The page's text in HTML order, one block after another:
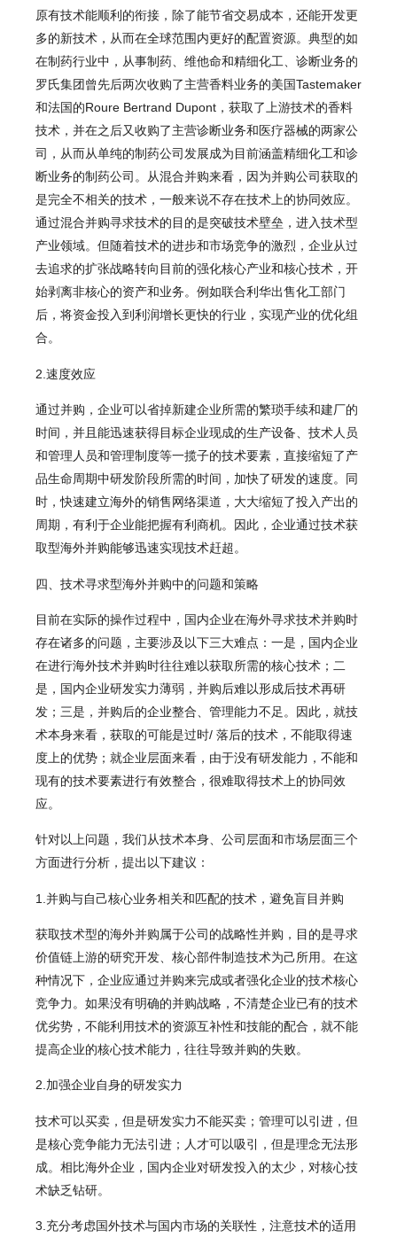
原有技术能顺利的衔接，除了能节省交易成本，还能开发更
多的新技术，从而在全球范围内更好的配置资源。典型的如
在制药行业中，从事制药、维他命和精细化工、诊断业务的
罗氏集团曾先后两次收购了主营香料业务的美国Tastemaker
和法国的Roure Bertrand Dupont，获取了上游技术的香料
技术，并在之后又收购了主营诊断业务和医疗器械的两家公
司，从而从单纯的制药公司发展成为目前涵盖精细化工和诊
断业务的制药公司。从混合并购来看，因为并购公司获取的
是完全不相关的技术，一般来说不存在技术上的协同效应。
通过混合并购寻求技术的目的是突破技术壁垒，进入技术型
产业领域。但随着技术的进步和市场竞争的激烈，企业从过
去追求的扩张战略转向目前的强化核心产业和核心技术，开
始剥离非核心的资产和业务。例如联合利华出售化工部门
后，将资金投入到利润增长更快的行业，实现产业的优化组
合。
2.速度效应
通过并购，企业可以省掉新建企业所需的繁琐手续和建厂的
时间，并且能迅速获得目标企业现成的生产设备、技术人员
和管理人员和管理制度等一揽子的技术要素，直接缩短了产
品生命周期中研发阶段所需的时间，加快了研发的速度。同
时，快速建立海外的销售网络渠道，大大缩短了投入产出的
周期，有利于企业能把握有利商机。因此，企业通过技术获
取型海外并购能够迅速实现技术赶超。
四、技术寻求型海外并购中的问题和策略
目前在实际的操作过程中，国内企业在海外寻求技术并购时
存在诸多的问题，主要涉及以下三大难点：一是，国内企业
在进行海外技术并购时往往难以获取所需的核心技术；二
是，国内企业研发实力薄弱，并购后难以形成后技术再研
发；三是，并购后的企业整合、管理能力不足。因此，就技
术本身来看，获取的可能是过时/ 落后的技术，不能取得速
度上的优势；就企业层面来看，由于没有研发能力，不能和
现有的技术要素进行有效整合，很难取得技术上的协同效
应。
针对以上问题，我们从技术本身、公司层面和市场层面三个
方面进行分析，提出以下建议：
1. 并购与自己核心业务相关和匹配的技术，避免盲目并购
获取技术型的海外并购属于公司的战略性并购，目的是寻求
价值链上游的研究开发、核心部件制造技术为己所用。在这
种情况下，企业应通过并购来完成或者强化企业的技术核心
竞争力。如果没有明确的并购战略，不清楚企业已有的技术
优劣势，不能利用技术的资源互补性和技能的配合，就不能
提高企业的核心技术能力，往往导致并购的失败。
2.加强企业自身的研发实力
技术可以买卖，但是研发实力不能买卖；管理可以引进，但
是核心竞争能力无法引进；人才可以吸引，但是理念无法形
成。相比海外企业，国内企业对研发投入的太少，对核心技
术缺乏钻研。
3.充分考虑国外技术与国内市场的关联性，注意技术的适用